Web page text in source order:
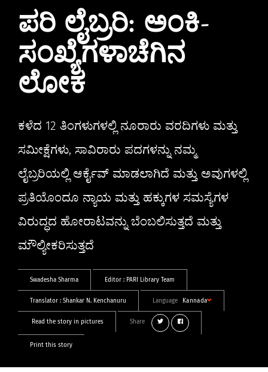
ಪರಿ ಲೈಬ್ರರಿ: ಅಂಕಿ-
ಸಂಖ್ಯೆಗಳಾಚೆಗಿನ
ಲೋಕ
ಕಳೆದ 12 ತಿಂಗಳುಗಳಲ್ಲಿ ನೂರಾರು ವರದಿಗಳು ಮತ್ತು
ಸಮೀಕ್ಷೆಗಳು, ಸಾವಿರಾರು ಪದಗಳನ್ನು ನಮ್ಮ
ಲೈಬ್ರರಿಯಲ್ಲಿ ಆರ್ಕೈವ್ ಮಾಡಲಾಗಿದೆ ಮತ್ತು ಅವುಗಳಲ್ಲಿ
ಪ್ರತಿಯೊಂದೂ ನ್ಯಾಯ ಮತ್ತು ಹಕ್ಕುಗಳ ಸಮಸ್ಯೆಗಳ
ವಿರುದ್ಧದ ಹೋರಾಟವನ್ನು ಬೆಂಬಲಿಸುತ್ತದೆ ಮತ್ತು
ಮೌಲ್ಯೀಕರಿಸುತ್ತದೆ
Swadesha Sharma Editor : PARI Library Team
Translator : Shankar N. Kenchanuru Language Kannada
Read the story in pictures Share
Print this story